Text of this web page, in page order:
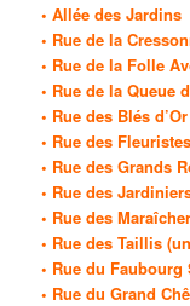
• Allée des Jardins
• Rue de la
• Rue de la Folle
• Rue de la Queue
• Rue des Blés d’Or
• Rue des Fleuristes
• Rue des Grands
• Rue des
• Rue des
• Rue des Taillis
• Rue du Faubourg
• Rue du Grand